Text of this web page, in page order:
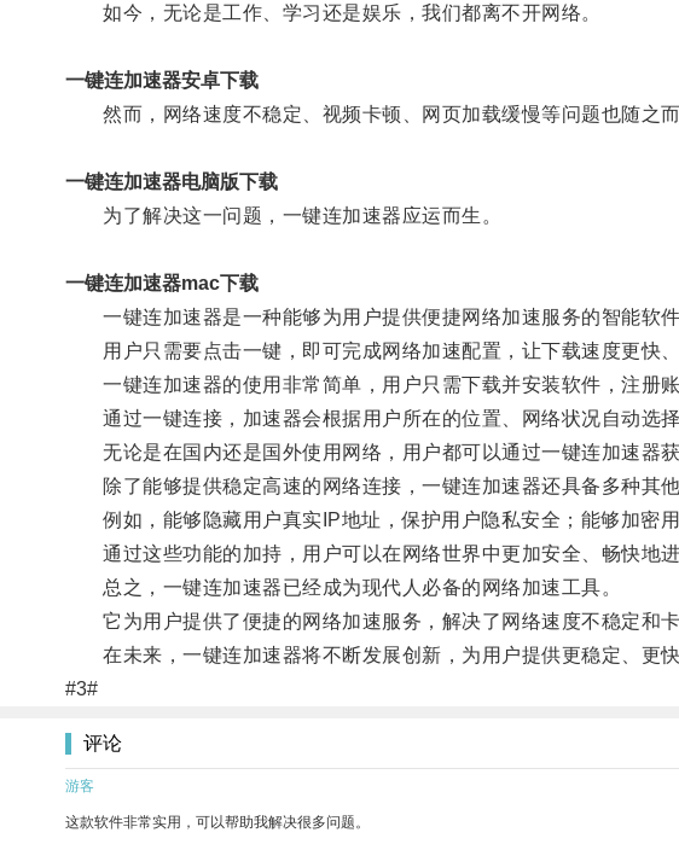
如今，无论是工作、学习还是娱乐，我们都离不开网络。
一键连加速器安卓下载
然而，网络速度不稳定、视频卡顿、网页加载缓慢等问题也随之而
一键连加速器电脑版下载
为了解决这一问题，一键连加速器应运而生。
一键连加速器mac下载
一键连加速器是一种能够为用户提供便捷网络加速服务的智能软件
用户只需要点击一键，即可完成网络加速配置，让下载速度更快、
一键连加速器的使用非常简单，用户只需下载并安装软件，注册账
通过一键连接，加速器会根据用户所在的位置、网络状况自动选择
无论是在国内还是国外使用网络，用户都可以通过一键连加速器获
除了能够提供稳定高速的网络连接，一键连加速器还具备多种其他
例如，能够隐藏用户真实IP地址，保护用户隐私安全；能够加密用
通过这些功能的加持，用户可以在网络世界中更加安全、畅快地进
总之，一键连加速器已经成为现代人必备的网络加速工具。
它为用户提供了便捷的网络加速服务，解决了网络速度不稳定和卡
在未来，一键连加速器将不断发展创新，为用户提供更稳定、更快
#3#
评论
游客
这款软件非常实用，可以帮助我解决很多问题。